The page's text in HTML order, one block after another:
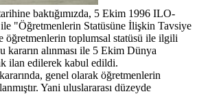
baktığımızda, 5 Ekim 1996 ILO-
"Öğretmenlerin Statüsüne İlişkin Tavsiye
öğretmenlerin toplumsal statüsü ile ilgili
kararın alınması ile 5 Ekim Dünya
ilan edilerek kabul edildi.
genel olarak öğretmenlerin
Yani uluslararası düzeyde